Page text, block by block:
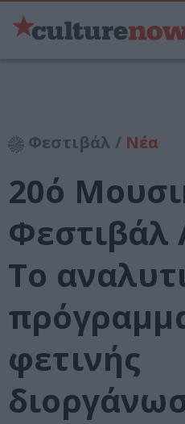
Φεστιβάλ / Νέα
20ό
Φεστιβάλ
Το
φετινής